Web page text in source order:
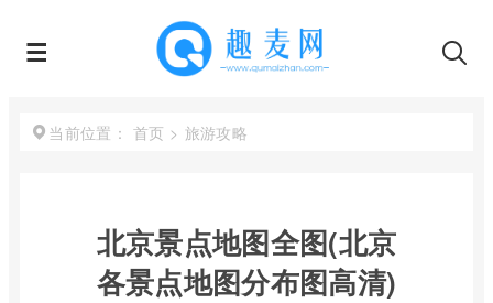
当前位置： 首页 > 旅游攻略
北京景点地图全图(北京
各景点地图分布图高清)